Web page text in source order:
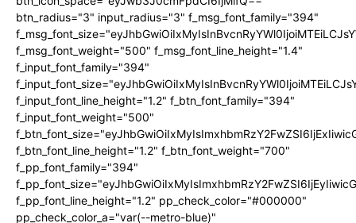
btn_radius="3" input_radius="3" f_msg_font_family="394"
f_msg_font_weight="500" f_msg_font_line_height="1.4"
f_input_font_family="394"
f_input_font_line_height="1.2" f_btn_font_family="394"
f_input_font_weight="500"
f_btn_font_line_height="1.2" f_btn_font_weight="700"
f_pp_font_family="394"
f_pp_font_line_height="1.2" pp_check_color="#000000"
pp_check_color_a="var(--metro-blue)"